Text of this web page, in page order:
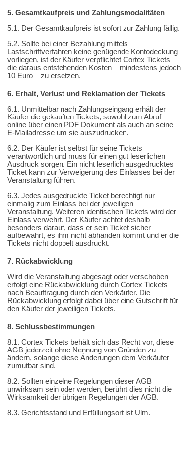
5. Gesamtkaufpreis und Zahlungsmodalitäten
5.1. Der Gesamtkaufpreis ist sofort zur Zahlung fällig.
5.2. Sollte bei einer Bezahlung mittels
Lastschriftverfahren keine genügende Kontodeckung
vorliegen, ist der Käufer verpflichtet Cortex Tickets
die daraus entstehenden Kosten – mindestens jedoch
10 Euro – zu ersetzen.
6. Erhalt, Verlust und Reklamation der Tickets
6.1. Unmittelbar nach Zahlungseingang erhält der
Käufer die gekauften Tickets, sowohl zum Abruf
online über einen PDF Dokument als auch an seine
E-Mailadresse um sie auszudrucken.
6.2. Der Käufer ist selbst für seine Tickets
verantwortlich und muss für einen gut leserlichen
Ausdruck sorgen. Ein nicht leserlich ausgedrucktes
Ticket kann zur Verweigerung des Einlasses bei der
Veranstaltung führen.
6.3. Jedes ausgedruckte Ticket berechtigt nur
einmalig zum Einlass bei der jeweiligen
Veranstaltung. Weiteren identischen Tickets wird der
Einlass verwehrt. Der Käufer achtet deshalb
besonders darauf, dass er sein Ticket sicher
aufbewahrt, es ihm nicht abhanden kommt und er die
Tickets nicht doppelt ausdruckt.
7. Rückabwicklung
Wird die Veranstaltung abgesagt oder verschoben
erfolgt eine Rückabwicklung durch Cortex Tickets
nach Beauftragung durch den Verkäufer. Die
Rückabwicklung erfolgt dabei über eine Gutschrift für
den Käufer der jeweiligen Tickets.
8. Schlussbestimmungen
8.1. Cortex Tickets behält sich das Recht vor, diese
AGB jederzeit ohne Nennung von Gründen zu
ändern, solange diese Änderungen dem Verkäufer
zumutbar sind.
8.2. Sollten einzelne Regelungen dieser AGB
unwirksam sein oder werden, berührt dies nicht die
Wirksamkeit der übrigen Regelungen der AGB.
8.3. Gerichtsstand und Erfüllungsort ist Ulm.